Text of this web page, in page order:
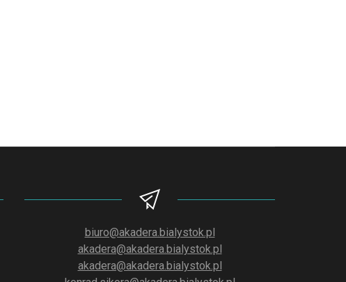
biuro@akadera.bialystok.pl
akadera@akadera.bialystok.pl
akadera@akadera.bialystok.pl